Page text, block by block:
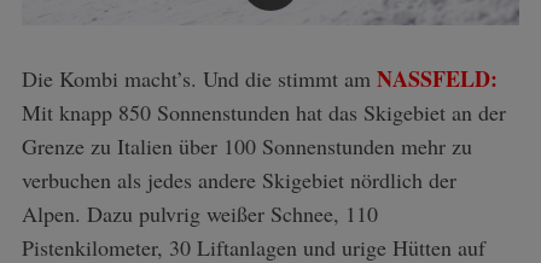
Die Kombi macht’s. Und die stimmt am NASSFELD:
Mit knapp 850 Sonnenstunden hat das Skigebiet an der
Grenze zu Italien über 100 Sonnenstunden mehr zu
verbuchen als jedes andere Skigebiet nördlich der
Alpen. Dazu pulvrig weißer Schnee, 110
Pistenkilometer, 30 Liftanlagen und urige Hütten auf